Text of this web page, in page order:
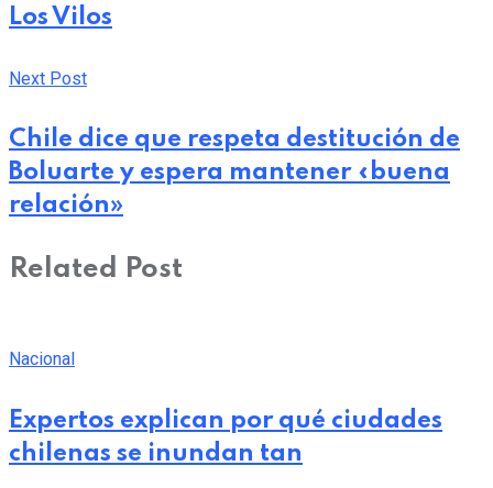
Los Vilos
Next Post
Chile dice que respeta destitución de
Boluarte y espera mantener «buena
relación»
Related Post
Nacional
Expertos explican por qué ciudades
chilenas se inundan tan